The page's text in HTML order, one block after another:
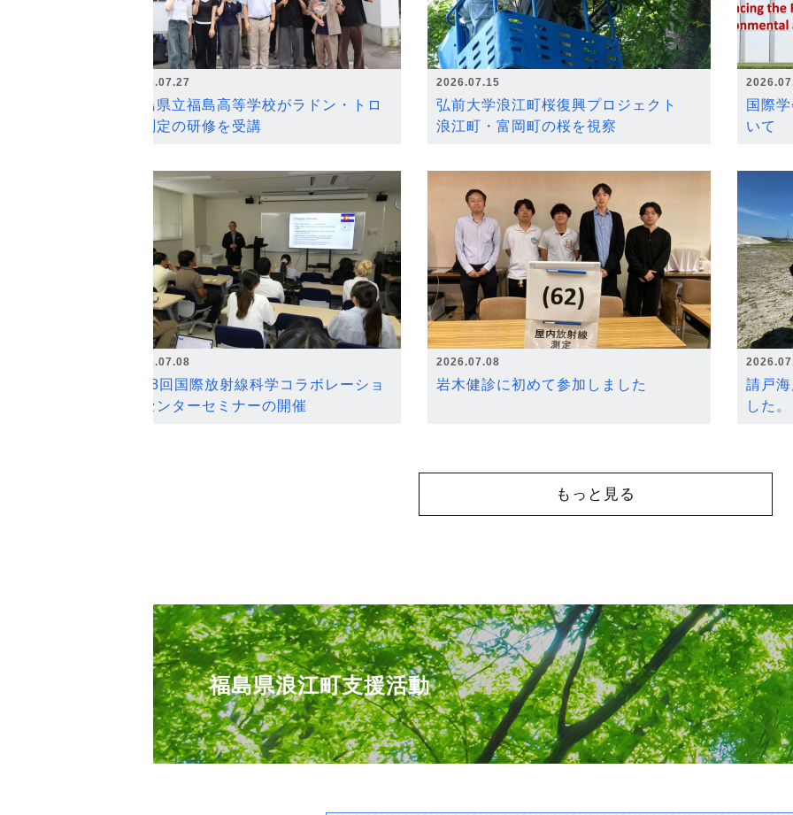
2026.07.27
福島県立福島高等学校がラドン・トロ
ン測定の研修を受講
2026.07.15
弘前大学浪江町桜復興プロジェクト
浪江町・富岡町の桜を視察
国際
いて
2026.07.08
第18回国際放射線科学コラボレーショ
ンセンターセミナーの開催
2026.07.08
岩木健診に初めて参加しました
請戸
した。
もっと見る
福島県浪江町支援活動